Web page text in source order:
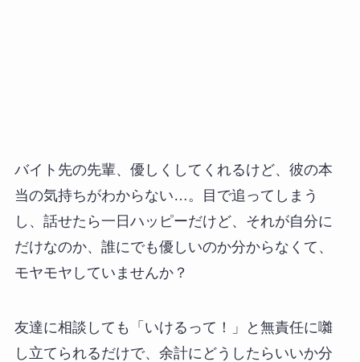
バイト先の先輩、優しくしてくれるけど、彼の本
当の気持ちがわからない…。目で追ってしまう
し、話せたら一日ハッピーだけど、それが自分に
だけなのか、誰にでも優しいのか分からなくて、
モヤモヤしていませんか？
友達に相談しても「いけるって！」と無責任に囃
し立てられるだけで、余計にどうしたらいいか分